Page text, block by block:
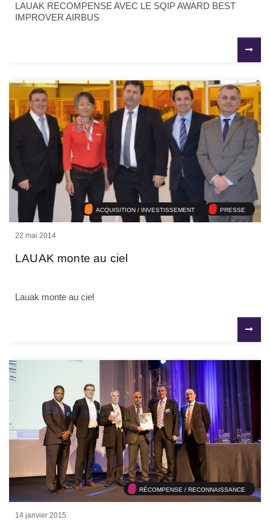
LAUAK RECOMPENSE AVEC LE SQIP AWARD BEST
IMPROVER AIRBUS
ACQUISITION / INVESTISSEMENT PRESSE
22 mai 2014
LAUAK monte au ciel
Lauak monte au ciel
RÉCOMPENSE / RECONNAISSANCE
14 janvier 2015